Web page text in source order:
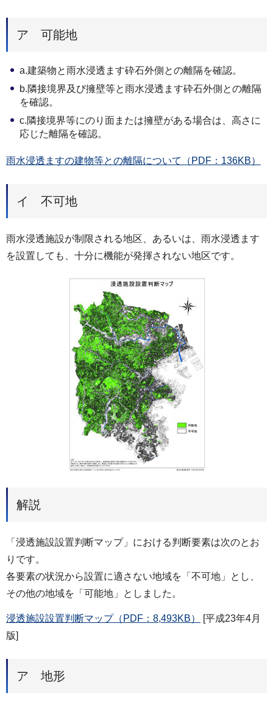
ア 可能地
a.建築物と雨水浸透ます砕石外側との離隔を確認。
b.隣接境界及び擁壁等と雨水浸透ます砕石外側との離隔
を確認。
c.隣接境界等にのり面または擁壁がある場合は、高さに
応じた離隔を確認。
雨水浸透ますの建物等との離隔について（PDF：136KB）
イ 不可地
雨水浸透施設が制限される地区、あるいは、雨水浸透ます
を設置しても、十分に機能が発揮されない地区です。
解説
「浸透施設設置判断マップ」における判断要素は次のとお
りです。
各要素の状況から設置に適さない地域を「不可地」とし、
その他の地域を「可能地」としました。
浸透施設設置判断マップ（PDF：8,493KB）
[平成23年4月
版]
ア 地形